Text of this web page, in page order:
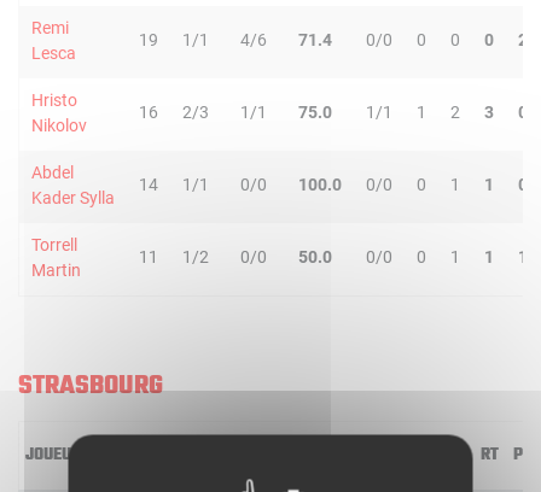
Remi
Lesca
19 1/1 4/6 71.4 0/0 0 0 0 2
Hristo
Nikolov
16 2/3 1/1 75.0 1/1 1 2 3 0
Abdel
Kader Sylla
14 1/1 0/0 100.0 0/0 0 1 1 0
Torrell
Martin
11 1/2 0/0 50.0 0/0 0 1 1 1
STRASBOURG
JOUEUR RT PD